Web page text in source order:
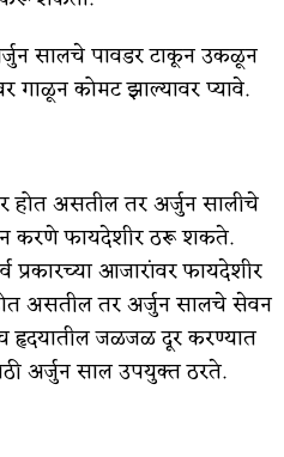
सालचे पावडर टाकून उकळून
गाळून कोमट झाल्यावर प्यावे.
होत असतील तर अर्जुन सालीचे
करणे फायदेशीर ठरू शकते.
आजारांवर फायदेशीर
असतील तर अर्जुन सालचे सेवन
हृदयातील जळजळ दूर करण्यात
अर्जुन साल उपयुक्त ठरते.